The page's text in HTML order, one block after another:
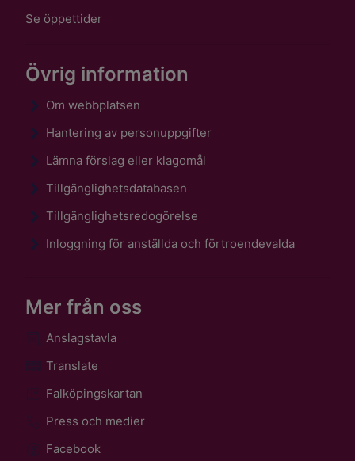
Se öppettider
Övrig information
Om webbplatsen
Hantering av personuppgifter
Lämna förslag eller klagomål
Tillgänglighetsdatabasen
Tillgänglighetsredogörelse
Inloggning för anställda och förtroendevalda
Mer från oss
Anslagstavla
Translate
Falköpingskartan
Press och medier
Facebook